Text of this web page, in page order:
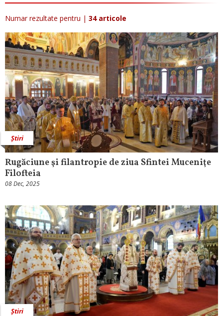
Numar rezultate pentru | 34 articole
Știri
Rugăciune şi filantropie de ziua Sfintei Muceniţe
Filofteia
08 Dec, 2025
Știri